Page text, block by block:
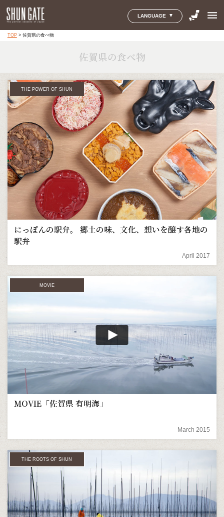
LANGUAGE menu
TOP> 佐賀県の食べ物
佐賀県の食べ物
THE POWER OF SHUN
にっぽんの駅弁。 郷土の味、文化、想いを醸す各地の
駅弁
April 2017
MOVIE
MOVIE「佐賀県 有明海」
March 2015
THE ROOTS OF SHUN